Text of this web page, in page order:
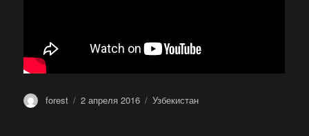
Автор
forest Опубликовано
2 апреля 2016 Метки
Узбекистан